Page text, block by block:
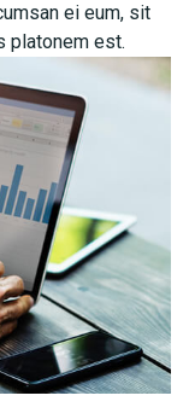
ei eum, sit
platonem est.